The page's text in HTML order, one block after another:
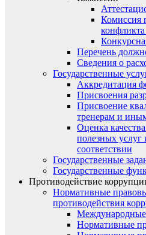
Комиссия
Перечень
Сведения о
Государственные
Аккредитация
Присвоения
Присвоение
тренерам и
Оценка
полезных услуг
соответствии
Государственные
Государственные
Противодействие
Нормативные
противодействия
Нормативные